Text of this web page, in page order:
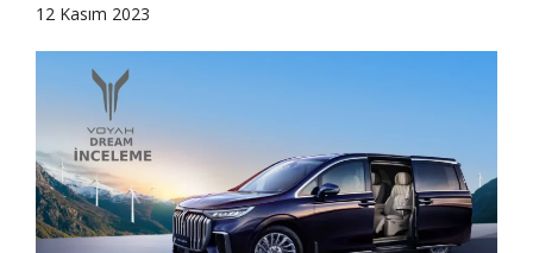
12 Kasım 2023